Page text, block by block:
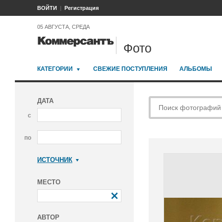
ВОЙТИ Регистрация
05 АВГУСТА, СРЕДА
Фото
КАТЕГОРИИ СВЕЖИЕ ПОСТУПЛЕНИЯ АЛЬБОМЫ
ДАТА
с
по
ИСТОЧНИК
МЕСТО
АВТОР